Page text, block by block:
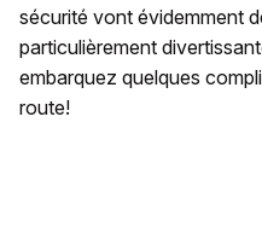
sécurité vont évidemment
particulièrement
embarquez quelques
route!